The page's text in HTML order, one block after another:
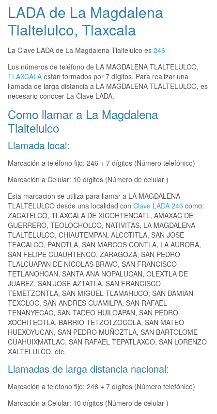
LADA de La Magdalena
Tlaltelulco, Tlaxcala
La Clave LADA de La Magdalena Tlaltelulco es 246
Los números de teléfono de LA MAGDALENA TLALTELULCO,
TLAXCALA están formados por 7 dígitos. Para realizar una
llamada de larga distancia a LA MAGDALENA TLALTELULCO, es
necesario conocer La Clave LADA.
Como llamar a La Magdalena
Tlaltelulco
Llamada local:
Marcación a teléfono fijo: 246 + 7 dígitos (Número telefónico)
Marcación a Celular: 10 dígitos (Número de celular )
Esta marcación se utiliza para llamar a LA MAGDALENA
TLALTELULCO desde una localidad con Clave LADA 246 como:
ZACATELCO, TLAXCALA DE XICOHTENCATL, AMAXAC DE
GUERRERO, TEOLOCHOLCO, NATIVITAS, LA MAGDALENA
TLALTELULCO, CHIAUTEMPAN, ALCOTITLA, SAN JOSE
TEACALCO, PANOTLA, SAN MARCOS CONTLA, LA AURORA,
SAN FELIPE CUAUHTENCO, ZARAGOZA, SAN PEDRO
TLALCUAPAN DE NICOLAS BRAVO, SAN FRANCISCO
TETLANOHCAN, SANTA ANA NOPALUCAN, OLEXTLA DE
JUAREZ, SAN JOSE AZTATLA, SAN FRANCISCO
TEMETZONTLA, SAN MIGUEL TLAMAHUCO, SAN DAMIAN
TEXOLOC, SAN ANDRES CUAMILPA, SAN RAFAEL
TENANYECAC, SAN TADEO HUILOAPAN, SAN PEDRO
XOCHITEOTLA, BARRIO TETZOTZOCOLA, SAN MATEO
HUEXOYUCAN, SAN PEDRO MUÑOZTLA, SAN BARTOLOME
CUAHUIXMATLAC, SAN RAFAEL TEPATLAXCO, SAN LORENZO
XALTELULCO, etc.
Llamadas de larga distancia nacional:
Marcación a teléfono fijo: 246 + 7 dígitos (Número telefónico)
Marcación a Celular: 10 dígitos (Número de celular )